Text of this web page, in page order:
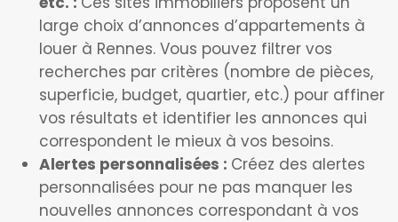
large choix d’annonces d’appartements à
louer à Rennes. Vous pouvez filtrer vos
recherches par critères (nombre de pièces,
superficie, budget, quartier, etc.) pour affiner
vos résultats et identifier les annonces qui
correspondent le mieux à vos besoins.
Alertes personnalisées : Créez des alertes
personnalisées pour ne pas manquer les
nouvelles annonces correspondant à vos